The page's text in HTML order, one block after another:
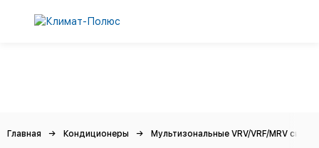
Главная Кондиционеры Мультизональные VRV/VRF/MRV